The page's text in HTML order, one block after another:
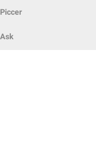
Piccer
Ask